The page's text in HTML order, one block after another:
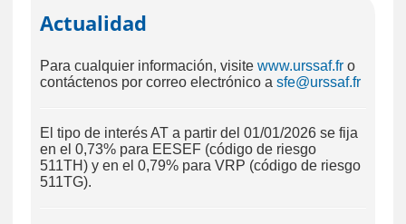
Si usted es un empleador particular
Si usted es un trabajador asalariado
Actualidad
Para cualquier información, visite www.urssaf.fro
contáctenos por correo electrónico a sfe@urssaf.fr
El tipo de interés AT a partir del 01/01/2026 se fija
en el 0,73% para EESEF (código de riesgo
511TH) y en el 0,79% para VRP (código de riesgo
511TG).